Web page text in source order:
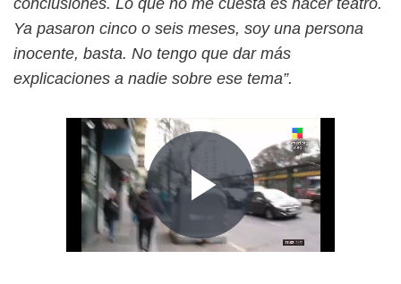
Ya pasaron cinco o seis meses, soy una persona
inocente, basta. No tengo que dar más
explicaciones a nadie sobre ese tema”.